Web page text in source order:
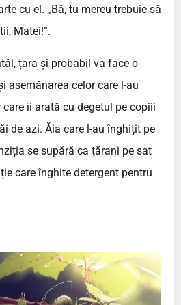
cu el. „Bă, tu mereu trebuie să
Matei!”.
țara și probabil va face o
asemănarea celor care l-au
care îi arată cu degetul pe copiii
de azi. Ăia care l-au înghițit pe
se supără ca țărani pe sat
care înghite detergent pentru